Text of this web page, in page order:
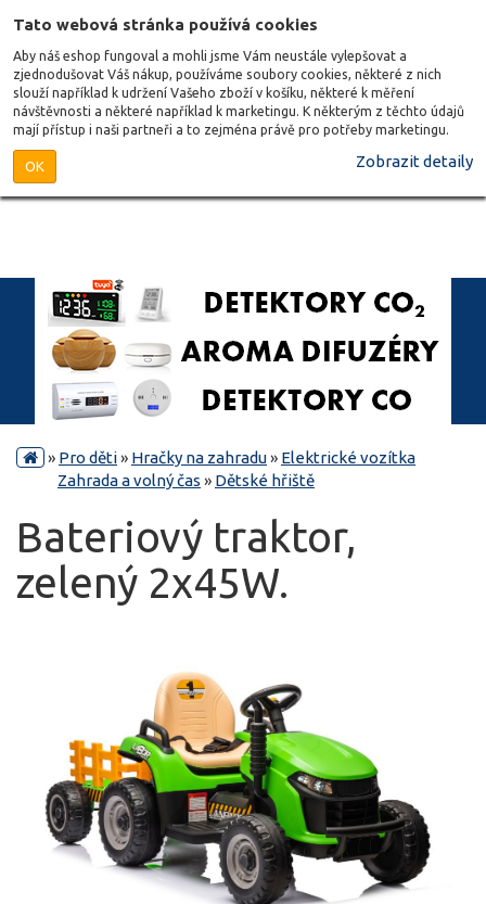
Tato webová stránka používá cookies
Aby náš eshop fungoval a mohli jsme Vám neustále vylepšovat a
zjednodušovat Váš nákup, používáme soubory cookies, některé z nich
slouží například k udržení Vašeho zboží v košíku, některé k měření
návštěvnosti a některé například k marketingu. K některým z těchto údajů
mají přístup i naši partneři a to zejména právě pro potřeby marketingu.
OK Zobrazit detaily
» Pro děti» Hračky na zahradu» Elektrické vozítka
Zahrada a volný čas » Dětské hřiště
Bateriový traktor,
zelený 2x45W.